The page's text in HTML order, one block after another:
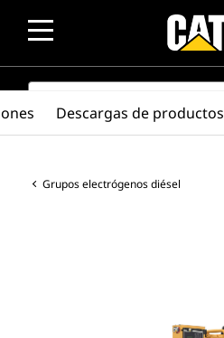
SEARCH
Grupos electrógenos diésel
Descargas de productos